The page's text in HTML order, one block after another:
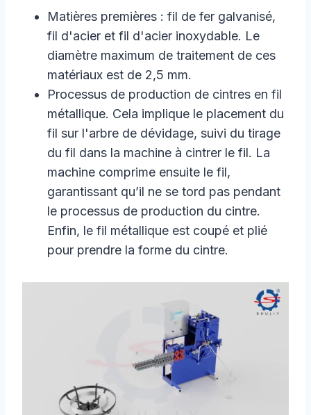
Matières premières : fil de fer galvanisé,
fil d'acier et fil d'acier inoxydable. Le
diamètre maximum de traitement de ces
matériaux est de 2,5 mm.
Processus de production de cintres en fil
métallique. Cela implique le placement du
fil sur l'arbre de dévidage, suivi du tirage
du fil dans la machine à cintrer le fil. La
machine comprime ensuite le fil,
garantissant qu’il ne se tord pas pendant
le processus de production du cintre.
Enfin, le fil métallique est coupé et plié
pour prendre la forme du cintre.